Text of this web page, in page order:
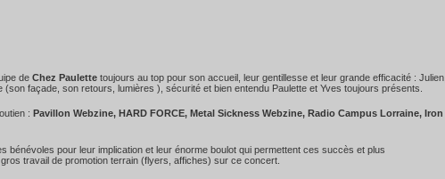
de Chez Paulette toujours au top pour son accueil, leur gentillesse et leur grande efficacité : Julien,
façade, son retours, lumières ), sécurité et bien entendu Paulette et Yves toujours présents.
: Pavillon Webzine, HARD FORCE, Metal Sickness Webzine, Radio Campus Lorraine, Iron
bénévoles pour leur implication et leur énorme boulot qui permettent ces succès et plus
travail de promotion terrain (flyers, affiches) sur ce concert.